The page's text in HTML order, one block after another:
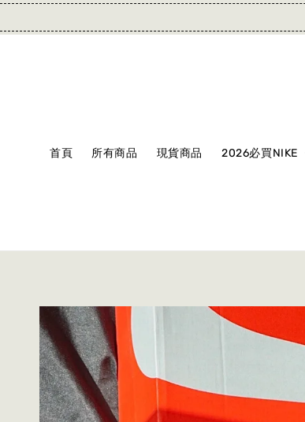
首頁 所有商品 現貨商品 2026必買NIKE